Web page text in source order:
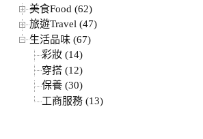
美食Food (62)
旅遊Travel (47)
生活品味 (67)
彩妝 (14)
穿搭 (12)
保養 (30)
工商服務 (13)